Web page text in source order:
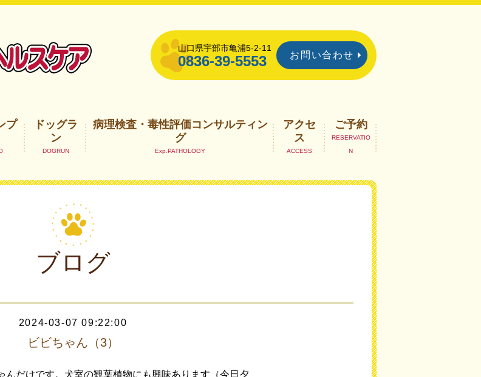
山口県宇部市亀浦5-2-11
0836-39-5553 お問い合わせ
プ
ドッグラ
ン
病理検査・毒性評価コンサルティン
グ
アクセ
ス
ご予約
ブログ
2024-03-07 09:22:00
ビビちゃん（3）
んだけです。犬室の観葉植物にも興味あります（今日夕